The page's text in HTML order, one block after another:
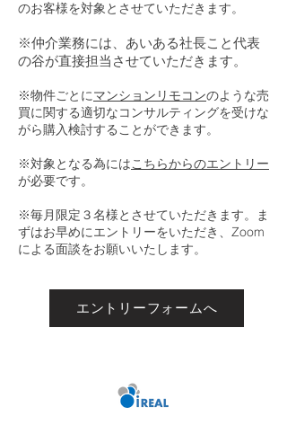
のお客様を対象とさせていただきます。
※仲介業務には、あいある社長こと代表
の谷が直接担当させていただきます。
※物件ごとにマンシ ョンリモコンのような売
買に関する適切なコンサルティングを受けな
がら購入検討することができます。
※対象となる為にはこちらからのエントリー
が必要です。
​※毎月限定３名様とさせていただきます。ま
ずはお早めにエントリーをいただき、Zoom
による面談をお願いいたします。
エントリーフォームへ